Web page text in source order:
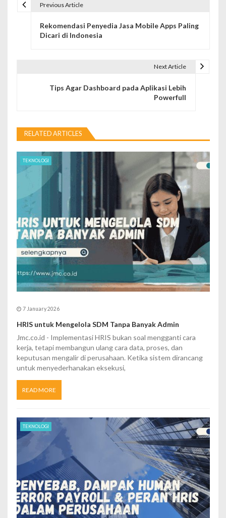
i
g
a
t
i
o
n
Previous Article
Rekomendasi Penyedia Jasa Mobile Apps Paling
Dicari di Indonesia
Next Article
Tips Agar Dashboard pada Aplikasi Lebih
Powerfull
RELATED ARTICLES
TEKNOLOGI
7 January 2026
HRIS untuk Mengelola SDM Tanpa Banyak Admin
Jmc.co.id - Implementasi HRIS bukan soal mengganti cara
kerja, tetapi membangun ulang cara data, proses, dan
keputusan mengalir di perusahaan. Ketika sistem dirancang
untuk menyederhanakan eksekusi,
READ MORE
TEKNOLOGI